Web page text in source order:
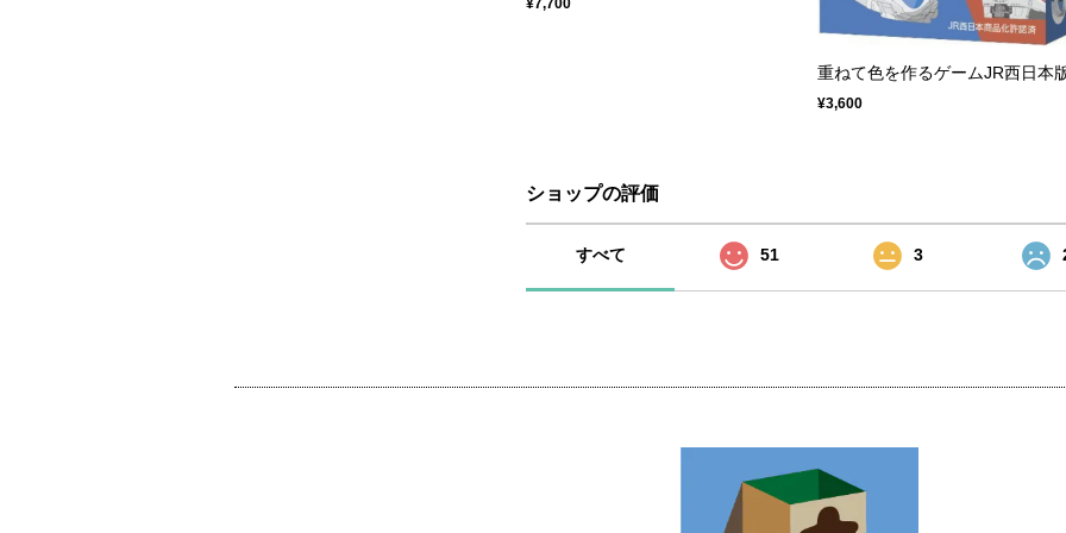
¥7,700
重ねて色を作るゲームJR西日本
¥3,600
ショップの評価
すべて 51 3